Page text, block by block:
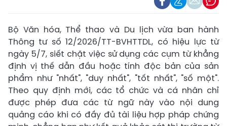
Bộ Văn hóa, Thể thao và Du lịch vừa ban hành
Thông tư số 12/2026/TT-BVHTTDL, có hiệu lực từ
ngày 5/7, siết chặt việc sử dụng các cụm từ khẳng
định vị thế dẫn đầu hoặc tính độc bản của sản
phẩm như "nhất", "duy nhất", "tốt nhất", "số một".
Theo quy định mới, các tổ chức và cá nhân chỉ
được phép đưa các từ ngữ này vào nội dung
quảng cáo khi có đầy đủ tài liệu hợp pháp chứng